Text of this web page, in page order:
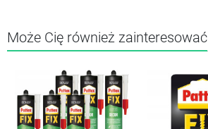
Może Cię również zainteresować